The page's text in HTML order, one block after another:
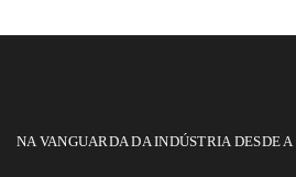
NA VANGUARDA DA INDÚSTRIA DESDE